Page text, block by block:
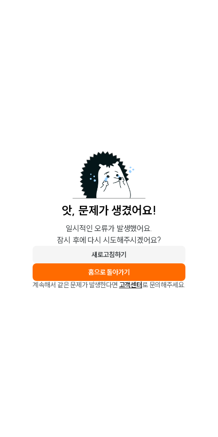
앗, 문제가 생겼어요!
일시적인 오류가 발생했어요.
잠시 후에 다시 시도해주시겠어요?
새로고침하기
홈으로 돌아가기
계속해서 같은 문제가 발생한다면 고객센터로 문의해주세요.